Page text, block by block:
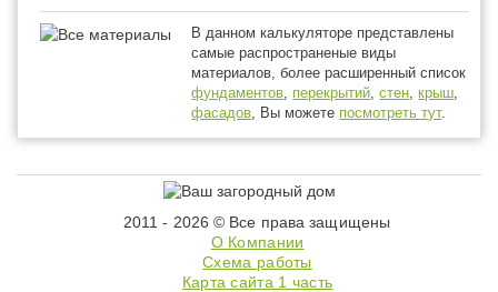
В данном калькуляторе представлены
самые распространеные виды
материалов, более расширенный список
фундаментов, перекрытий,стен,крыш,
фасадов, Вы можете посмотреть тут.
2011 - 2026 © Все права защищены
О Компании
Схема работы
Карта сайта 1 часть